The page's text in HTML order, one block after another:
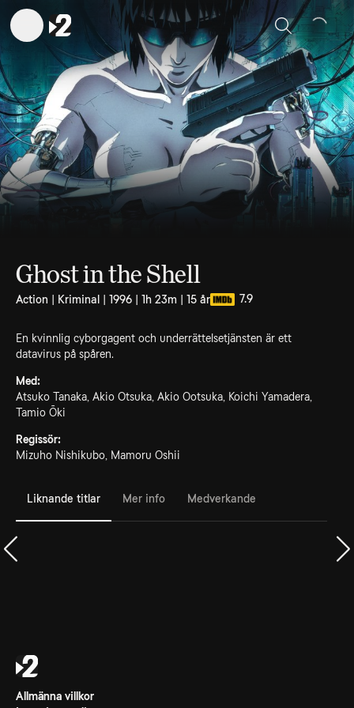
Sök
Ghost in the Shell
Action | Kriminal | 1996 | 1h 23m | 15 år 7.9
En kvinnlig cyborgagent och underrättelsetjänsten är ett
datavirus på spåren.
Med:
Atsuko Tanaka, Akio Otsuka, Akio Ootsuka, Koichi Yamadera,
Tamio Ōki
Regissör:
Mizuho Nishikubo, Mamoru Oshii
Liknande titlar Mer info Medverkande
Allmänna villkor